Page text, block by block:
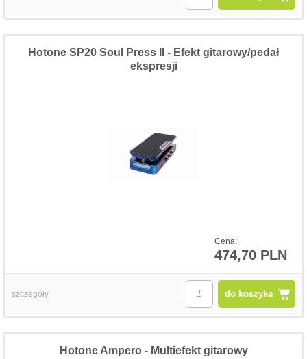
Cena:
474,70 PLN
Hotone SP20 Soul Press II - Efekt gitarowy/pedał
ekspresji
do koszyka
szczegóły
Hotone Ampero - Multiefekt gitarowy